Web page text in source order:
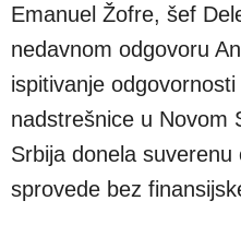
Emanuel Žofre, šef
nedavnom odgovoru
ispitivanje
nadstrešnice u Novom
Srbija donela
sprovede bez